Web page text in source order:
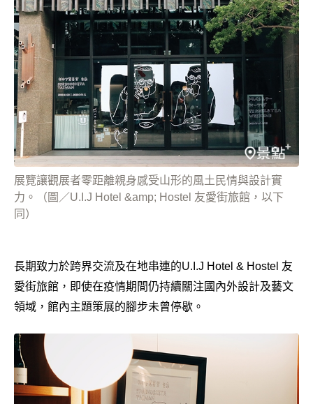
展覽讓觀展者零距離親身感受山形的風土民情與設計實
力。（圖／U.I.J Hotel &amp; Hostel 友愛街旅館，以下
同）
長期致力於跨界交流及在地串連的U.I.J Hotel & Hostel 友
愛街旅館，即使在疫情期間仍持續關注國內外設計及藝文
領域，館內主題策展的腳步未曾停歇。